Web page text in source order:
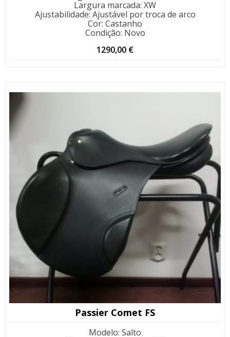
Largura marcada: XW
Ajustabilidade: Ajustável por troca de arco
Cor: Castanho
Condição: Novo
1290,00 €
Passier Comet FS
Modelo: Salto